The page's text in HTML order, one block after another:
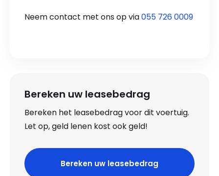
Neem contact met ons op via055 726 0009
Bereken uw leasebedrag
Bereken het leasebedrag voor dit voertuig.
Let op, geld lenen kost ook geld!
Bereken uw leasebedrag